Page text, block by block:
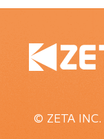
© ZETA